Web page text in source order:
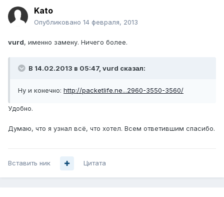
Kato
Опубликовано 14 февраля, 2013
vurd, именно замену. Ничего более.
В 14.02.2013 в 05:47, vurd сказал:
Ну и конечно: http://packetlife.ne...2960-3550-3560/
Удобно.
Думаю, что я узнал всё, что хотел. Всем ответившим спасибо.
Вставить ник Цитата